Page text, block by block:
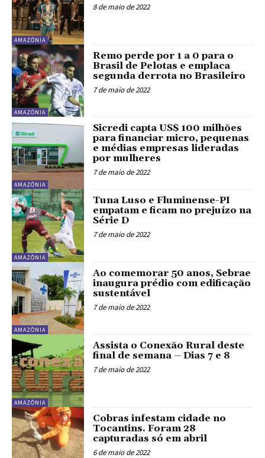
AMAZÔNIA
8 de maio de 2022
AMAZÔNIA
Remo perde por 1 a 0 para o
Brasil de Pelotas e emplaca
segunda derrota no Brasileiro
7 de maio de 2022
AMAZÔNIA
Sicredi capta US$ 100 milhões
para financiar micro, pequenas
e médias empresas lideradas
por mulheres
7 de maio de 2022
AMAZÔNIA
Tuna Luso e Fluminense-PI
empatam e ficam no prejuízo na
Série D
7 de maio de 2022
AMAZÔNIA
Ao comemorar 50 anos, Sebrae
inaugura prédio com edificação
sustentável
7 de maio de 2022
AMAZÔNIA
Assista o Conexão Rural deste
final de semana – Dias 7 e 8
7 de maio de 2022
Cobras infestam cidade no
Tocantins. Foram 28
capturadas só em abril
6 de maio de 2022